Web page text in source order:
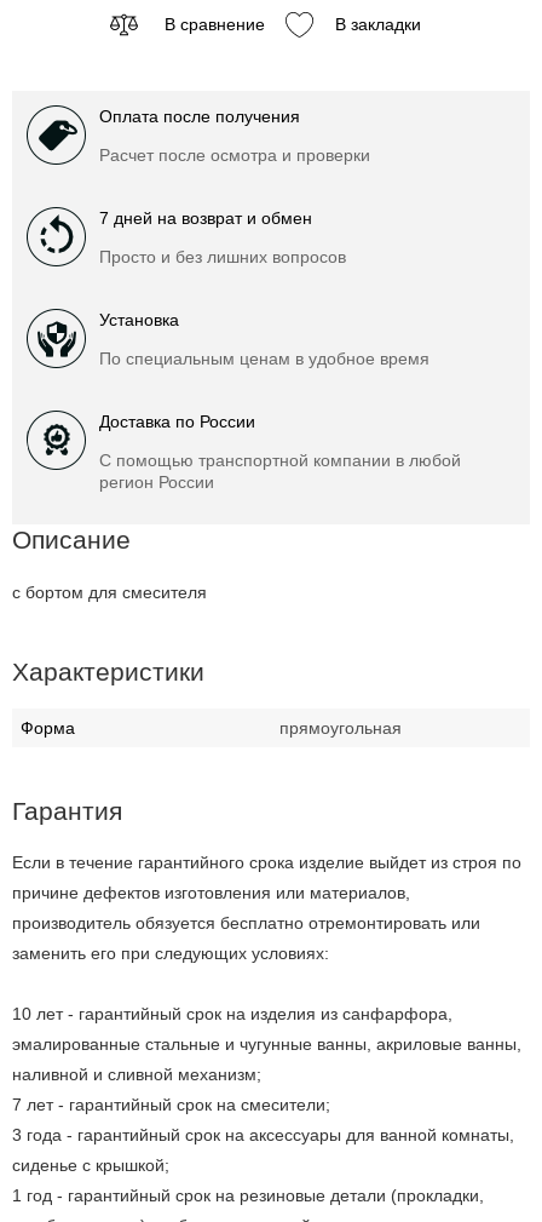
В сравнение В закладки
Оплата после получения
Расчет после осмотра и проверки
7 дней на возврат и обмен
Просто и без лишних вопросов
Установка
По специальным ценам в удобное время
Доставка по России
С помощью транспортной компании в любой
регион России
Описание
с бортом для смесителя
Характеристики
Форма прямоугольная
Гарантия
Если в течение гарантийного срока изделие выйдет из строя по
причине дефектов изготовления или материалов,
производитель обязуется бесплатно отремонтировать или
заменить его при следующих условиях:
10 лет - гарантийный срок на изделия из санфарфора,
эмалированные стальные и чугунные ванны, акриловые ванны,
наливной и сливной механизм;
7 лет - гарантийный срок на смесители;
3 года - гарантийный срок на аксессуары для ванной комнаты,
сиденье с крышкой;
1 год - гарантийный срок на резиновые детали (прокладки,